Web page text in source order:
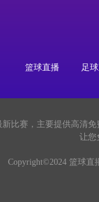
篮球直播 足
比赛，主要提供高清
让您
Copyright©2024 篮球直